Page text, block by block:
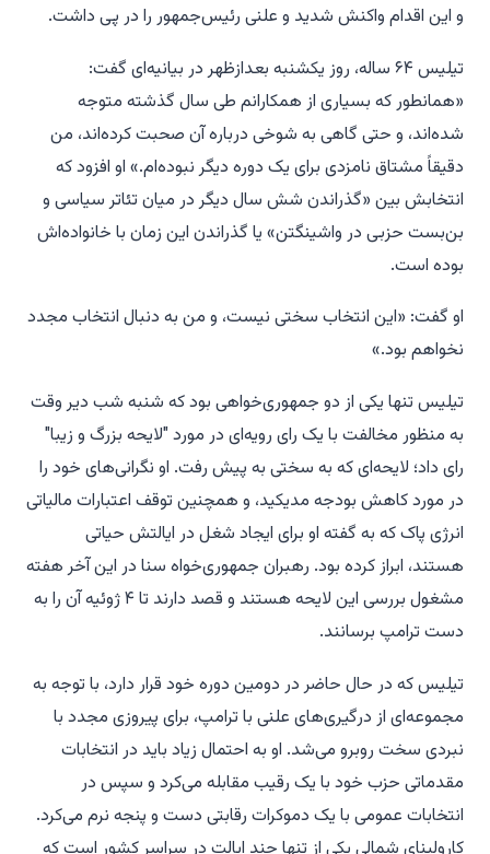
و این اقدام واکنش شدید و علنی رئیس‌جمهور را در پی داشت.
تیلیس ۶۴ ساله، روز یکشنبه بعدازظهر در بیانیه‌ای گفت:
«همانطور که بسیاری از همکارانم طی سال گذشته متوجه
شده‌اند، و حتی گاهی به شوخی درباره آن صحبت کرده‌اند، من
دقیقاً مشتاق نامزدی برای یک دوره دیگر نبوده‌ام.» او افزود که
انتخابش بین «گذراندن شش سال دیگر در میان تئاتر سیاسی و
بن‌بست حزبی در واشینگتن» یا گذراندن این زمان با خانواده‌اش
بوده است.
او گفت: «این انتخاب سختی نیست، و من به دنبال انتخاب مجدد
نخواهم بود.»
تیلیس تنها یکی از دو جمهوری‌خواهی بود که شنبه شب دیر وقت
به منظور مخالفت با یک رای رویه‌ای در مورد "لایحه بزرگ و زیبا"
رای داد؛ لایحه‌ای که به سختی به پیش رفت. او نگرانی‌های خود را
در مورد کاهش بودجه مدیکید، و همچنین توقف اعتبارات مالیاتی
انرژی پاک که به گفته او برای ایجاد شغل در ایالتش حیاتی
هستند، ابراز کرده بود. رهبران جمهوری‌خواه سنا در این آخر هفته
مشغول بررسی این لایحه هستند و قصد دارند تا ۴ ژوئیه آن را به
دست ترامپ برسانند.
تیلیس که در حال حاضر در دومین دوره خود قرار دارد، با توجه به
مجموعه‌ای از درگیری‌های علنی با ترامپ، برای پیروزی مجدد با
نبردی سخت روبرو می‌شد. او به احتمال زیاد باید در انتخابات
مقدماتی حزب خود با یک رقیب مقابله می‌کرد و سپس در
انتخابات عمومی با یک دموکرات رقابتی دست و پنجه نرم می‌کرد.